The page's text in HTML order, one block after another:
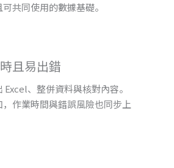
共同使用的數據基礎。
且易出錯
Excel、整併資料與核對內容。
作業時間與錯誤風險也同步上